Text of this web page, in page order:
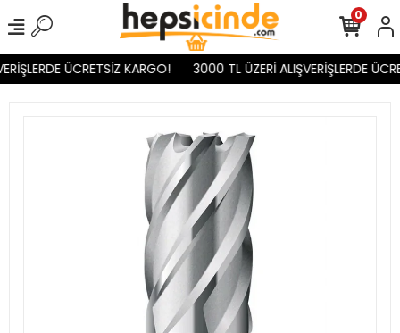
ÜCRETSİZ KARGO! 3000 TL ÜZERİ ALIŞVERİŞLERDE
0